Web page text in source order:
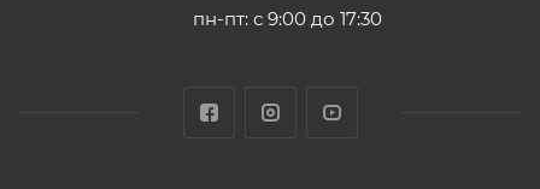
пн-пт: с 9:00 до 17:30